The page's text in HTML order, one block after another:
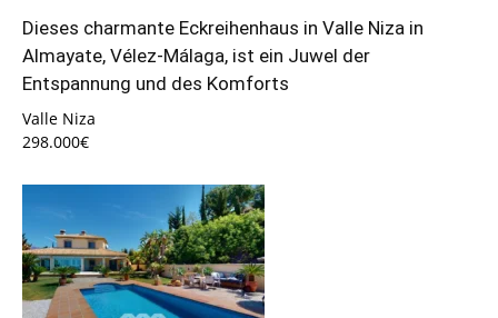
Dieses charmante Eckreihenhaus in Valle Niza in
Almayate, Vélez-Málaga, ist ein Juwel der
Entspannung und des Komforts
Valle Niza
298.000€